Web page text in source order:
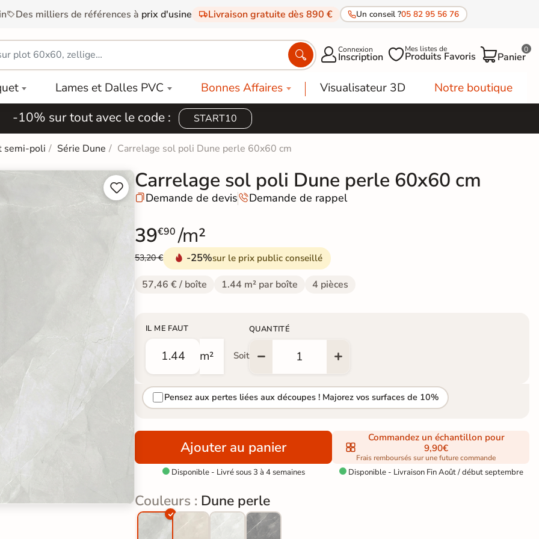
Des milliers de références à prix d'usine Livraison gratuite dès 890 € Un conseil ?05 82 95 56 76
 Connexion
Inscription Mes listes de
Produits Favoris Panier
0
Lames et Dalles PVC Bonnes Affaires Visualisateur 3D Notre boutique
-10% sur tout avec le code : START10
semi-poli Série Dune Carrelage sol poli Dune perle 60x60 cm

 Carrelage sol poli Dune perle 60x60 cm
Demande de devisDemande de rappel
39€90 /m²
53,20 € -25%sur le prix public conseillé
57,46 € / boîte 1.44 m² par boîte 4 pièces
IL ME FAUT
m² Soit
QUANTITÉ
Pensez aux pertes liées aux découpes ! Majorez vos surfaces de 10%
Ajouter au panier
 Disponible - Livré sous 3 à 4 semaines
Commandez un échantillon pour
9,90€
Frais remboursés sur une future commande
Disponible - Livraison Fin Août / début septembre
Couleurs : Dune perle